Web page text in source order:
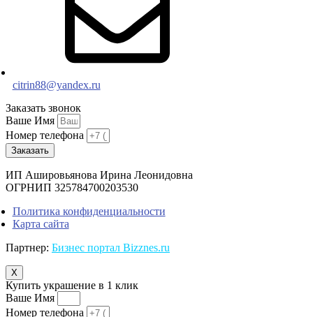
citrin88@yandex.ru
Заказать звонок
Ваше Имя
Номер телефона
Заказать
ИП Ашировьянова Ирина Леонидовна
ОГРНИП 325784700203530
Политика конфиденциальности
Карта сайта
Партнер: Бизнес портал Bizznes.ru
X
Купить украшение в 1 клик
Ваше Имя
Номер телефона